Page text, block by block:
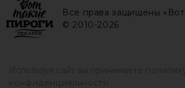
Все права защищены «Вот
© 2010-2026